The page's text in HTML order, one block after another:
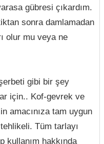
gübresi çıkardım.
sonra damlamadan
olur mu veya ne
gibi bir şey
için.. Kof-gevrek ve
amacınıza tam uygun
Tüm tarlayı
kullanım hakkında